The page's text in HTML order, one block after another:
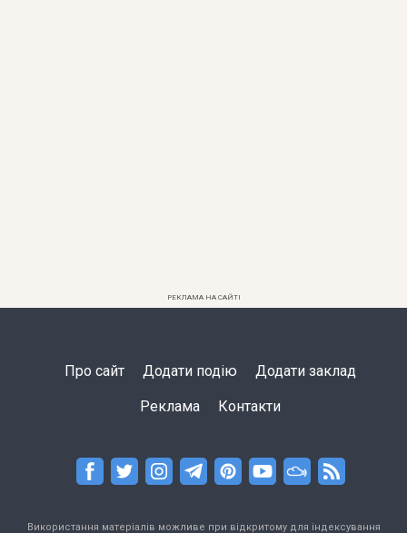
РЕКЛАМА НА САЙТІ
Про сайт Додати подію Додати заклад
Реклама Контакти
Використання матеріалів можливе при відкритому для індексування